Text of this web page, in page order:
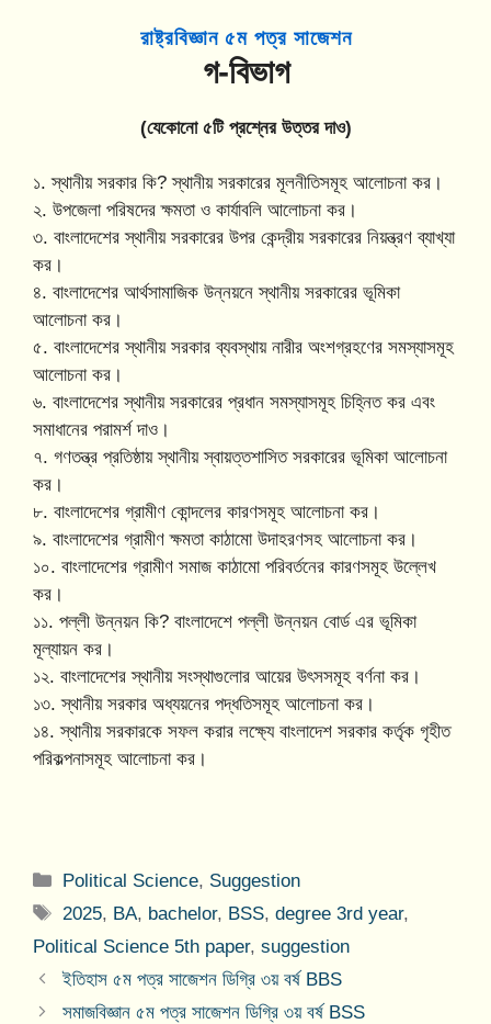
রাষ্ট্রবিজ্ঞান ৫ম পত্রসাজেশন
গ-বিভাগ
(যেকোনো ৫টি প্রশ্নের উত্তর দাও)
১. স্থানীয় সরকার কি? স্থানীয় সরকারের মূলনীতিসমূহ আলোচনা কর।
২. উপজেলা পরিষদের ক্ষমতা ও কার্যাবলি আলোচনা কর।
৩. বাংলাদেশের স্থানীয় সরকারের উপর কেন্দ্রীয় সরকারের নিয়ন্ত্রণ ব্যাখ্যা
কর।
৪. বাংলাদেশের আর্থসামাজিক উন্নয়নে স্থানীয় সরকারের ভূমিকা
আলোচনা কর।
৫. বাংলাদেশের স্থানীয় সরকার ব্যবস্থায় নারীর অংশগ্রহণের সমস্যাসমূহ
আলোচনা কর।
৬. বাংলাদেশের স্থানীয় সরকারের প্রধান সমস্যাসমূহ চিহ্নিত কর এবং
সমাধানের পরামর্শ দাও।
৭. গণতন্ত্র প্রতিষ্ঠায় স্থানীয় স্বায়ত্তশাসিত সরকারের ভূমিকা আলোচনা
কর।
৮. বাংলাদেশের গ্রামীণ কোন্দলের কারণসমূহ আলোচনা কর।
৯. বাংলাদেশের গ্রামীণ ক্ষমতা কাঠামো উদাহরণসহ আলোচনা কর।
১০. বাংলাদেশের গ্রামীণ সমাজ কাঠামো পরিবর্তনের কারণসমূহ উল্লেখ
কর।
১১. পল্লী উন্নয়ন কি? বাংলাদেশে পল্লী উন্নয়ন বোর্ড এর ভূমিকা
মূল্যায়ন কর।
১২. বাংলাদেশের স্থানীয় সংস্থাগুলোর আয়ের উৎসসমূহ বর্ণনা কর।
১৩. স্থানীয় সরকার অধ্যয়নের পদ্ধতিসমূহ আলোচনা কর।
১৪. স্থানীয় সরকারকে সফল করার লক্ষ্যে বাংলাদেশ সরকার কর্তৃক গৃহীত
পরিকল্পনাসমূহ আলোচনা কর।
Categories
Political Science, Suggestion
Tags
2025, BA, bachelor, BSS,degree 3rd year,
Political Science 5th paper, suggestion
ইতিহাস ৫ম পত্র সাজেশন ডিগ্রি ৩য় বর্ষ BBS
সমাজবিজ্ঞান ৫ম পত্র সাজেশন ডিগ্রি ৩য় বর্ষ BSS